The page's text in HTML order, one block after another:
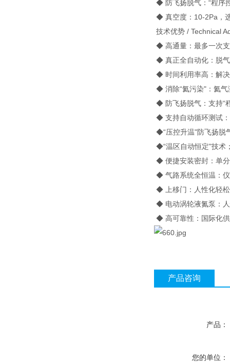
◆ 防飞扬脱气：“程序
◆ 真空度：10-2Pa，
技术优势 / Technical
◆ 高通量：最多一次
◆ 真正全自动化：脱
◆ 时间利用率高：解
◆ 消除“氦污染"：氦
◆ 防飞扬脱气：支持“
◆ 支持自动循环测试
◆“压控升温"防飞扬脱
◆“温区自动恒定"技术
◆ 便捷安装密封：单
◆ 气路系统全恒温：
◆ 上移门：人性化轻
◆ 电动涡轮液氮泵：
◆ 高可靠性：国际化
产品咨询
产品：
您的单位：